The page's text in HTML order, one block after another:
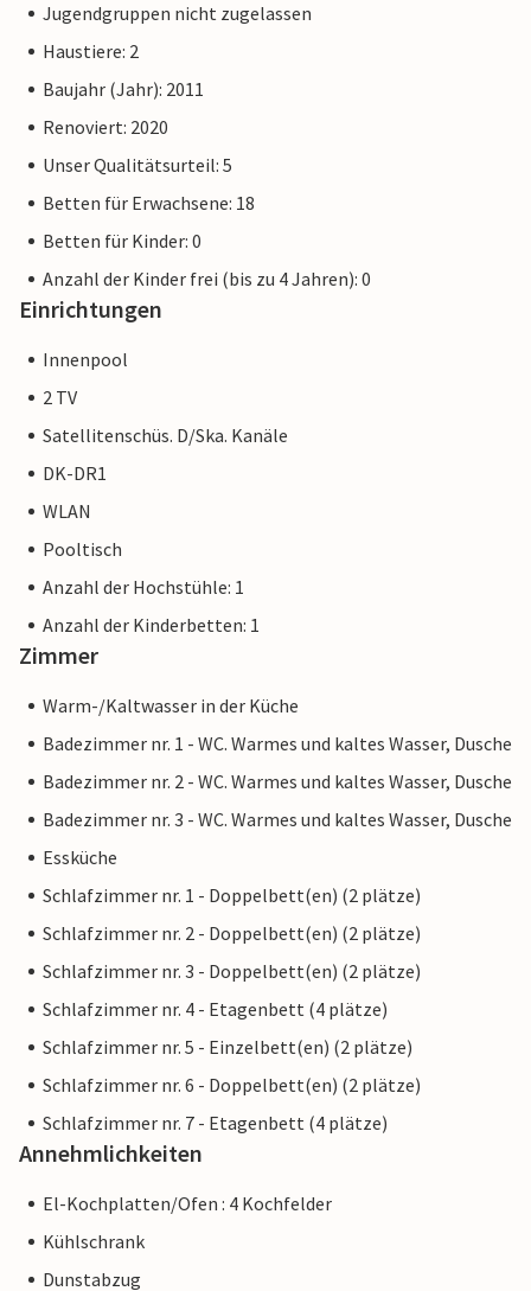
Jugendgruppen nicht zugelassen
Haustiere: 2
Baujahr (Jahr): 2011
Renoviert: 2020
Unser Qualitätsurteil: 5
Betten für Erwachsene: 18
Betten für Kinder: 0
Anzahl der Kinder frei (bis zu 4 Jahren): 0
Einrichtungen
Innenpool
2 TV
Satellitenschüs. D/Ska. Kanäle
DK-DR1
WLAN
Pooltisch
Anzahl der Hochstühle: 1
Anzahl der Kinderbetten: 1
Zimmer
Warm-/Kaltwasser in der Küche
Badezimmer nr. 1 - WC. Warmes und kaltes Wasser, Dusche
Badezimmer nr. 2 - WC. Warmes und kaltes Wasser, Dusche
Badezimmer nr. 3 - WC. Warmes und kaltes Wasser, Dusche
Essküche
Schlafzimmer nr. 1 - Doppelbett(en) (2 plätze)
Schlafzimmer nr. 2 - Doppelbett(en) (2 plätze)
Schlafzimmer nr. 3 - Doppelbett(en) (2 plätze)
Schlafzimmer nr. 4 - Etagenbett (4 plätze)
Schlafzimmer nr. 5 - Einzelbett(en) (2 plätze)
Schlafzimmer nr. 6 - Doppelbett(en) (2 plätze)
Schlafzimmer nr. 7 - Etagenbett (4 plätze)
Annehmlichkeiten
El-Kochplatten/Ofen : 4 Kochfelder
Kühlschrank
Dunstabzug